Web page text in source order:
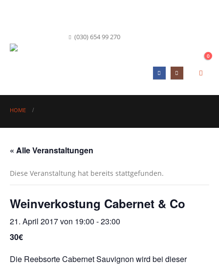
(030) 654 99 270
0
HOME
« Alle Veranstaltungen
Diese Veranstaltung hat bereits stattgefunden.
Weinverkostung Cabernet & Co
21. April 2017 von 19:00 -23:00
30€
Die Reebsorte Cabernet Sauvignon wird bei dieser